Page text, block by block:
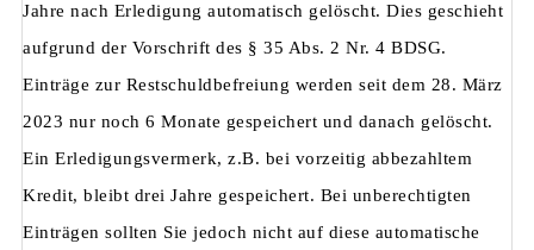
Jahre nach Erledigung automatisch gelöscht. Dies geschieht
aufgrund der Vorschrift des § 35 Abs. 2 Nr. 4 BDSG.
Einträge zur Restschuldbefreiung werden seit dem 28. März
2023 nur noch 6 Monate gespeichert und danach gelöscht.
Ein Erledigungsvermerk, z.B. bei vorzeitig abbezahltem
Kredit, bleibt drei Jahre gespeichert. Bei unberechtigten
Einträgen sollten Sie jedoch nicht auf diese automatische